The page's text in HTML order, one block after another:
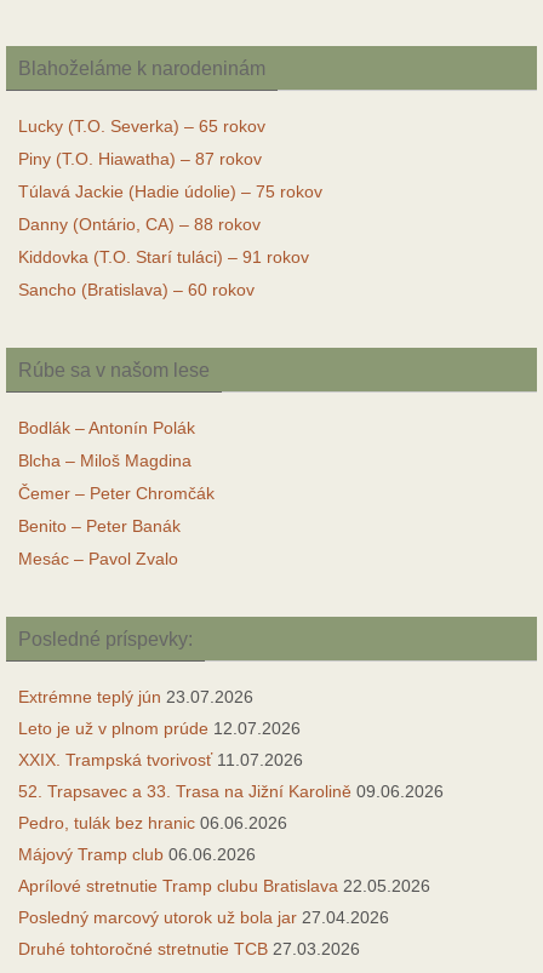
Blahoželáme k narodeninám
Lucky (T.O. Severka) – 65 rokov
Piny (T.O. Hiawatha) – 87 rokov
Túlavá Jackie (Hadie údolie) – 75 rokov
Danny (Ontário, CA) – 88 rokov
Kiddovka (T.O. Starí tuláci) – 91 rokov
Sancho (Bratislava) – 60 rokov
Rúbe sa v našom lese
Bodlák – Antonín Polák
Blcha – Miloš Magdina
Čemer – Peter Chromčák
Benito – Peter Banák
Mesác – Pavol Zvalo
Posledné príspevky:
Extrémne teplý jún 23.07.2026
Leto je už v plnom prúde 12.07.2026
XXIX. Trampská tvorivosť 11.07.2026
52. Trapsavec a 33. Trasa na Jižní Karolině 09.06.2026
Pedro, tulák bez hranic 06.06.2026
Májový Tramp club 06.06.2026
Aprílové stretnutie Tramp clubu Bratislava 22.05.2026
Posledný marcový utorok už bola jar 27.04.2026
Druhé tohtoročné stretnutie TCB 27.03.2026